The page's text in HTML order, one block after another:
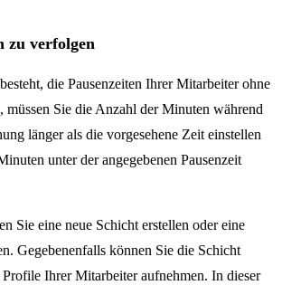
zu verfolgen
die Pausenzeiten Ihrer Mitarbeiter ohne
müssen Sie die Anzahl der Minuten während
länger als die vorgesehene Zeit einstellen
unter der angegebenen Pausenzeit
Sie eine neue Schicht erstellen oder eine
Gegebenenfalls können Sie die Schicht
Ihrer Mitarbeiter aufnehmen. In dieser